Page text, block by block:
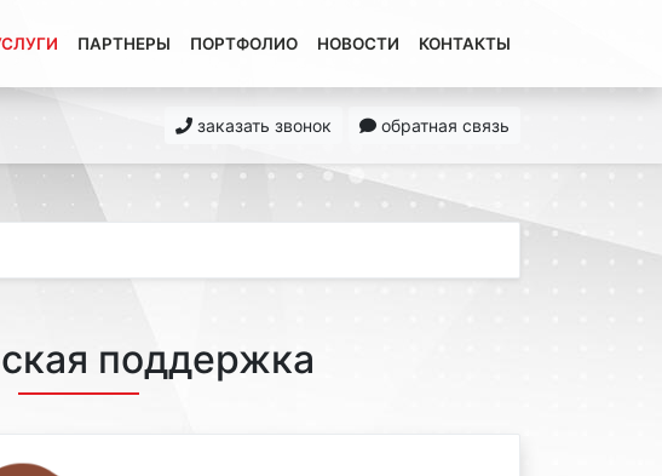
ПАРТНЕРЫ ПОРТФОЛИО НОВОСТИ КОНТАКТЫ
заказать звонок обратная связь
поддержка